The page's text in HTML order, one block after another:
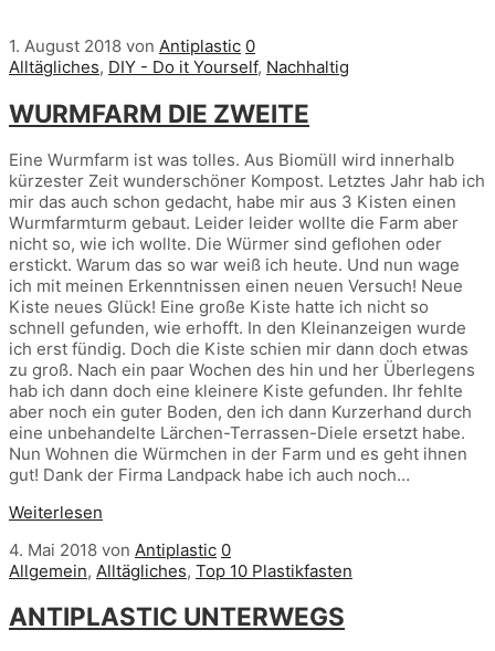
1. August 2018 von Antiplastic 0
Alltägliches, DIY - Do it Yourself, Nachhaltig
WURMFARM DIE ZWEITE
Eine Wurmfarm ist was tolles. Aus Biomüll wird innerhalb
kürzester Zeit wunderschöner Kompost. Letztes Jahr hab ich
mir das auch schon gedacht, habe mir aus 3 Kisten einen
Wurmfarmturm gebaut. Leider leider wollte die Farm aber
nicht so, wie ich wollte. Die Würmer sind geflohen oder
erstickt. Warum das so war weiß ich heute. Und nun wage
ich mit meinen Erkenntnissen einen neuen Versuch! Neue
Kiste neues Glück! Eine große Kiste hatte ich nicht so
schnell gefunden, wie erhofft. In den Kleinanzeigen wurde
ich erst fündig. Doch die Kiste schien mir dann doch etwas
zu groß. Nach ein paar Wochen des hin und her Überlegens
hab ich dann doch eine kleinere Kiste gefunden. Ihr fehlte
aber noch ein guter Boden, den ich dann Kurzerhand durch
eine unbehandelte Lärchen-Terrassen-Diele ersetzt habe.
Nun Wohnen die Würmchen in der Farm und es geht ihnen
gut! Dank der Firma Landpack habe ich auch noch…
Weiterlesen
4. Mai 2018 von Antiplastic 0
Allgemein, Alltägliches, Top 10 Plastikfasten
ANTIPLASTIC UNTERWEGS